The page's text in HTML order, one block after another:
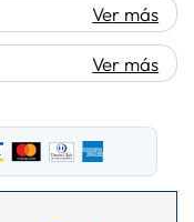
Ver más
Ver más